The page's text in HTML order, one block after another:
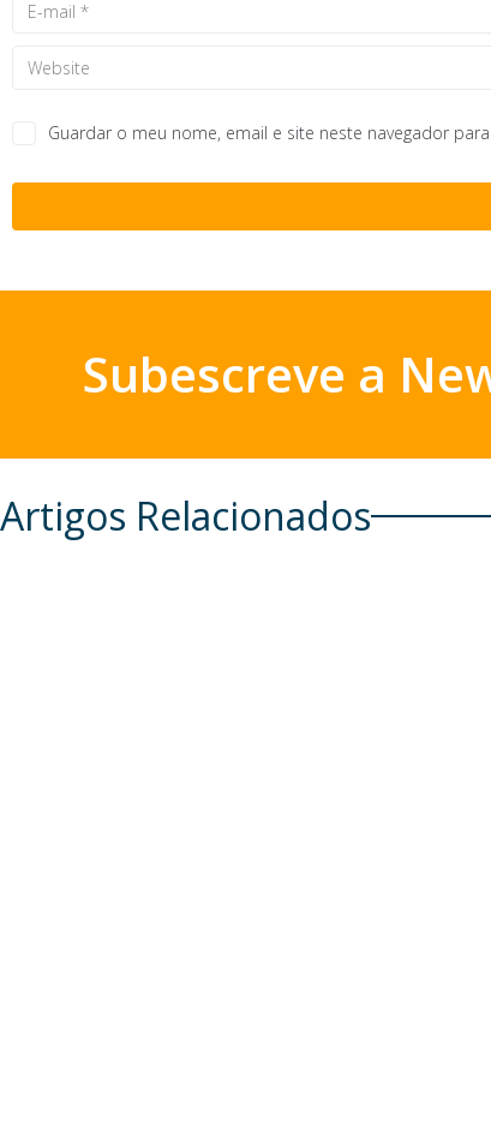
Guardar o meu nome, email e site neste navegador
Subescreve a
Artigos Relacionados